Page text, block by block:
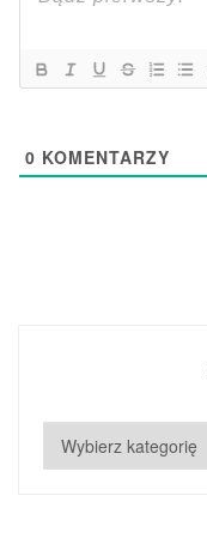
0 KOMENTARZY